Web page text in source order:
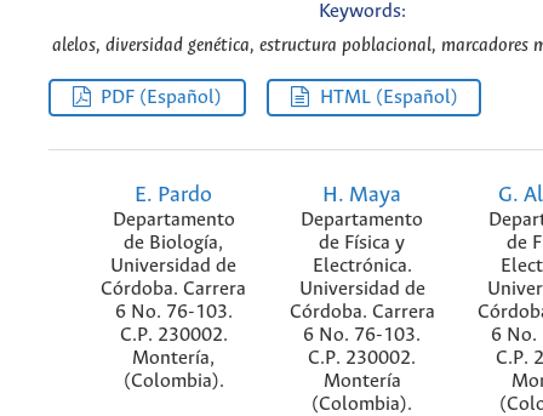
Keywords:
alelos, diversidad genética, estructura poblacional, marcadores
PDF (Español) HTML (Español)
E. Pardo
Departamento
de Biología,
Universidad de
Córdoba. Carrera
6 No. 76-103.
C.P. 230002.
Montería,
(Colombia).
H. Maya
Departamento
de Física y
Electrónica.
Universidad de
Córdoba. Carrera
6 No. 76-103.
C.P. 230002.
Montería
(Colombia).
G.
de
6 No.
C.P.